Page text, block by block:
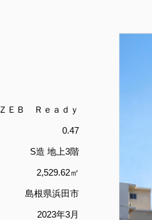
ＺＥＢ Ｒｅａｄｙ
0.47
S造 地上3階
2,529.62㎡
島根県浜田市
2023年3月